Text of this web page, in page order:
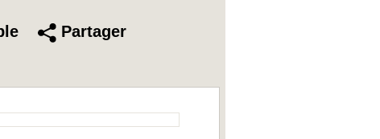
Partager